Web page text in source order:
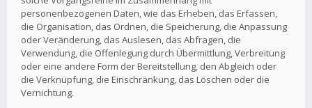
personenbezogenen Daten, wie das Erheben, das Erfassen,
die Organisation, das Ordnen, die Speicherung, die Anpassung
oder Veränderung, das Auslesen, das Abfragen, die
Verwendung, die Offenlegung durch Übermittlung, Verbreitung
oder eine andere Form der Bereitstellung, den Abgleich oder
die Verknüpfung, die Einschränkung, das Löschen oder die
Vernichtung.